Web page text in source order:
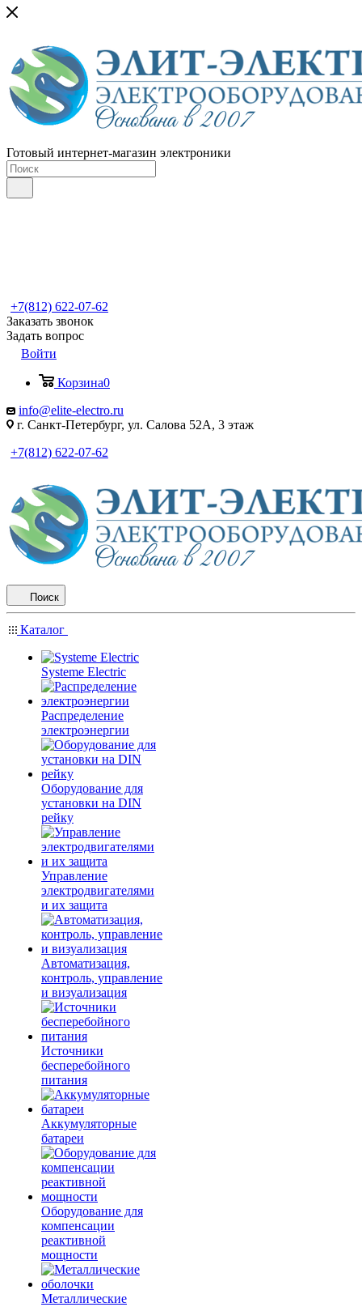
Готовый интернет-магазин электроники
+7(812) 622-07-62
Заказать звонок
Задать вопрос
Войти
Корзина0
info@elite-electro.ru
г. Санкт-Петербург, ул. Салова 52А, 3 этаж
+7(812) 622-07-62
Поиск
Каталог
Systeme Electric
Распределение
электроэнергии
Оборудование для
установки на DIN
рейку
Управление
электродвигателями
и их защита
Автоматизация,
контроль, управление
и визуализация
Источники
бесперебойного
питания
Аккумуляторные
батареи
Оборудование для
компенсации
реактивной
мощности
Металлические